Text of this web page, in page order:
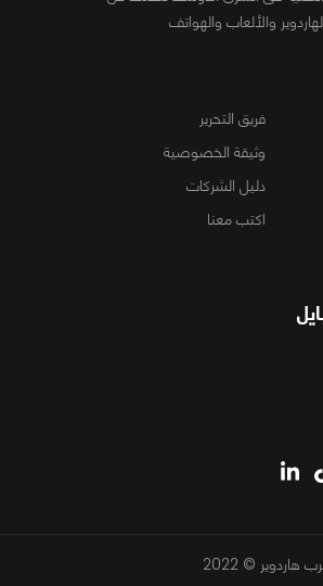
والألعاب والهواتف
فريق التحرير
وثيقة الخصوصية
دليل الشركات
اكتب معنا
© 2022